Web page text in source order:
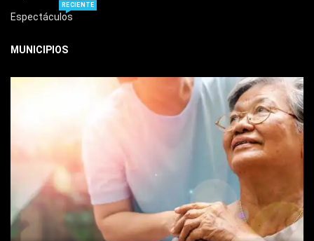
Espectáculos
RECIENTE
MUNICIPIOS